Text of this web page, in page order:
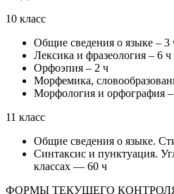
10 класс
Общие сведения о языке – 3
Лексика и фразеология – 6 ч
Орфоэпия – 2 ч
Морфемика,
Морфология и орфография
11 класс
Общие сведения о языке.
Синтаксис и пунктуация.
классах — 60 ч
ФОРМЫ ТЕКУЩЕГО